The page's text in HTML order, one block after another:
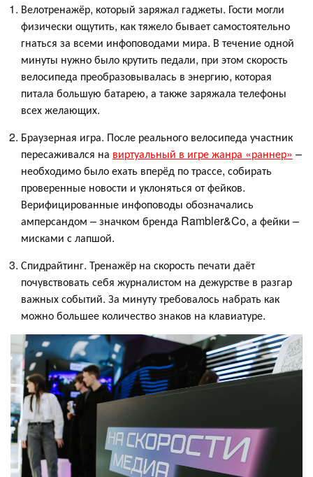
Велотренажёр, который заряжал гаджеты. Гости могли
физически ощутить, как тяжело бывает самостоятельно
гнаться за всеми инфоповодами мира. В течение одной
минуты нужно было крутить педали, при этом скорость
велосипеда преобразовывалась в энергию, которая
питала большую батарею, а также заряжала телефоны
всех желающих.
Браузерная игра. После реального велосипеда участник
пересаживался на виртуальный в игре жанра «раннер» –
необходимо было ехать вперёд по трассе, собирать
проверенные новости и уклоняться от фейков.
Верифицированные инфоповоды обозначались
амперсандом – значком бренда Rambler&Co, а фейки –
мисками с лапшой.
Спидрайтинг. Тренажёр на скорость печати даёт
почувствовать себя журналистом на дежурстве в разгар
важных событий. За минуту требовалось набрать как
можно большее количество знаков на клавиатуре.